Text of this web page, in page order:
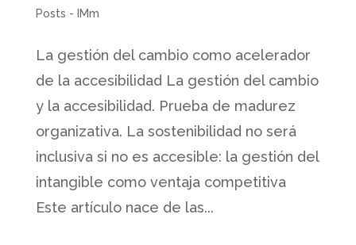
Posts - IMm
La gestión del cambio como acelerador
de la accesibilidad La gestión del cambio
y la accesibilidad. Prueba de madurez
organizativa. La sostenibilidad no será
inclusiva si no es accesible: la gestión del
intangible como ventaja competitiva
Este artículo nace de las...